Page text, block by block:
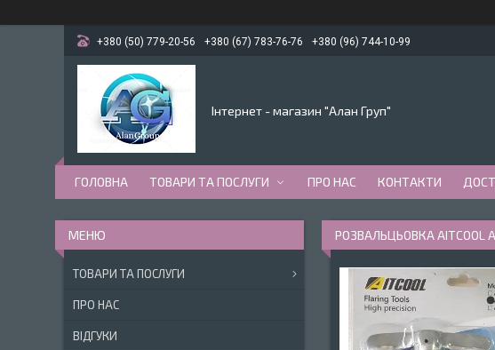
+380 (50) 779-20-56 +380 (67) 783-76-76 +380 (96) 744-10-99
Інтернет - магазин "Алан Груп"
ГОЛОВНА ТОВАРИ ТА ПОСЛУГИ ПРО НАС КОНТАКТИ
РОЗВАЛЬЦЬОВКА AITCOOL
ТОВАРИ ТА ПОСЛУГИ
ПРО НАС
ВІДГУКИ